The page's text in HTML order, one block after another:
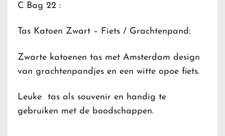
C Bag 22 :
Tas Katoen Zwart – Fiets / Grachtenpand:
Zwarte katoenen tas met Amsterdam design
van grachtenpandjes en een witte opoe fiets.
Leuke tas als souvenir en handig te
gebruiken met de boodschappen.